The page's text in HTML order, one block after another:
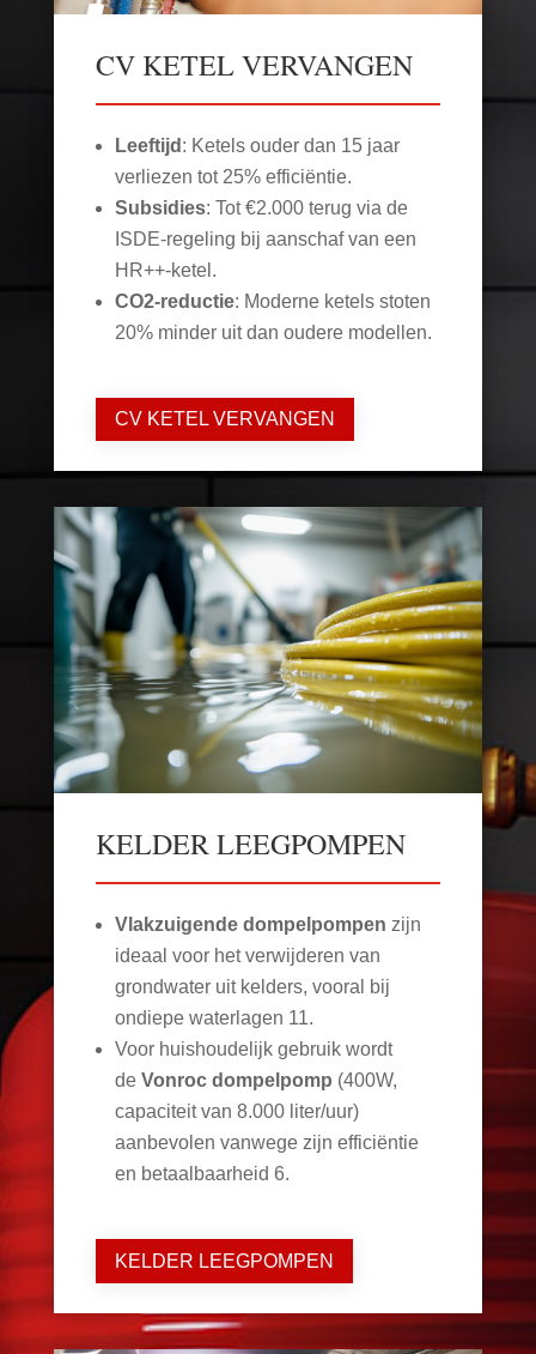
CV KETEL VERVANGEN
Leeftijd : Ketels ouder dan 15 jaar
verliezen tot 25% efficiëntie.
Subsidies: Tot €2.000 terug via de
ISDE-regeling bij aanschaf van een
HR++-ketel.
CO2-reductie: Moderne ketels stoten
20% minder uit dan oudere modellen.
CV KETEL VERVANGEN
KELDER LEEGPOMPEN
Vlakzuigende dompelpompen zijn
ideaal voor het verwijderen van
grondwater uit kelders, vooral bij
ondiepe waterlagen 11.
Voor huishoudelijk gebruik wordt
de Vonroc dompelpomp (400W,
capaciteit van 8.000 liter/uur)
aanbevolen vanwege zijn efficiëntie
en betaalbaarheid 6.
KELDER LEEGPOMPEN